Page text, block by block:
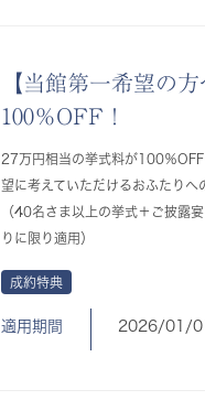
【当館第一希望の
100％OFF！
27万円相当の挙式料が100％
望に考えていただけるおふたりへ
（40名さま以上の挙式＋ご披露
りに限り適用）
成約特典
適用期間 2026/01/